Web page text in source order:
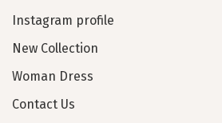
Instagram profile
New Collection
Woman Dress
Contact Us